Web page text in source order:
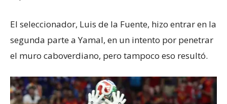
El seleccionador, Luis de la Fuente, hizo entrar en la
segunda parte a Yamal, en un intento por penetrar
el muro caboverdiano, pero tampoco eso resultó.